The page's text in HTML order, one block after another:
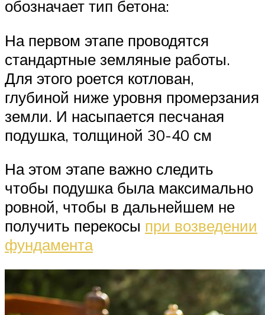
обозначает тип бетона:
На первом этапе проводятся
стандартные земляные работы.
Для этого роется котлован,
глубиной ниже уровня промерзания
земли. И насыпается песчаная
подушка, толщиной 30-40 см
На этом этапе важно следить
чтобы подушка была максимально
ровной, чтобы в дальнейшем не
получить перекосы при возведении
фундамента